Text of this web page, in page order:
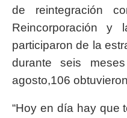
de reintegración
Reincorporación y
participaron de la
durante seis
agosto,106
“Hoy en día hay que